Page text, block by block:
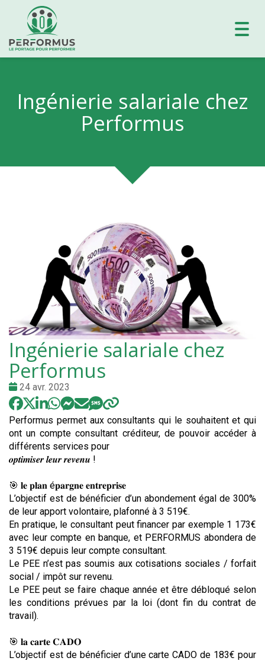
Ingénierie salariale chez
Performus
Ingénierie salariale chez
Performus
Date
:
24 avr. 2023
Performus permet aux consultants qui le souhaitent et qui
ont un compte consultant créditeur, de pouvoir accéder à
différents services pour
𝒐𝒑𝒕𝒊𝒎𝒊𝒔𝒆𝒓 𝒍𝒆𝒖𝒓 𝒓𝒆𝒗𝒆𝒏𝒖 !
🎯 𝐥𝐞 𝐩𝐥𝐚𝐧 é𝐩𝐚𝐫𝐠𝐧𝐞 𝐞𝐧𝐭𝐫𝐞𝐩𝐫𝐢𝐬𝐞
L’objectif est de bénéficier d’un abondement égal de 300%
de leur apport volontaire, plafonné à 3 519€.
En pratique, le consultant peut financer par exemple 1 173€
avec leur compte en banque, et PERFORMUS abondera de
3 519€ depuis leur compte consultant.
Le PEE n’est pas soumis aux cotisations sociales / forfait
social / impôt sur revenu.
Le PEE peut se faire chaque année et être débloqué selon
les conditions prévues par la loi (dont fin du contrat de
travail).
🎯 𝐥𝐚 𝐜𝐚𝐫𝐭𝐞 𝐂𝐀𝐃𝐎
L’objectif est de bénéficier d’une carte CADO de 183€ pour